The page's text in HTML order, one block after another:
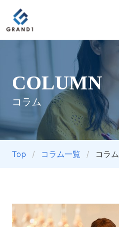
COLUMN
コラム
Top コラム一覧 コラム